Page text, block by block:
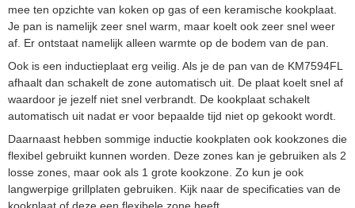
mee ten opzichte van koken op gas of een keramische kookplaat.
Je pan is namelijk zeer snel warm, maar koelt ook zeer snel weer
af. Er ontstaat namelijk alleen warmte op de bodem van de pan.
Ook is een inductieplaat erg veilig. Als je de pan van de KM7594FL
afhaalt dan schakelt de zone automatisch uit. De plaat koelt snel af
waardoor je jezelf niet snel verbrandt. De kookplaat schakelt
automatisch uit nadat er voor bepaalde tijd niet op gekookt wordt.
Daarnaast hebben sommige inductie kookplaten ook kookzones die
flexibel gebruikt kunnen worden. Deze zones kan je gebruiken als 2
losse zones, maar ook als 1 grote kookzone. Zo kun je ook
langwerpige grillplaten gebruiken. Kijk naar de specificaties van de
kookplaat of deze een flexibele zone heeft.